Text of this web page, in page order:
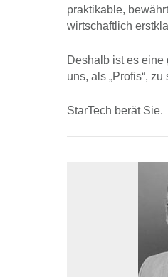
praktikable,
wirtschaftlich
Deshalb ist es eine
uns, als „Profis“, zu
StarTech berät Sie.